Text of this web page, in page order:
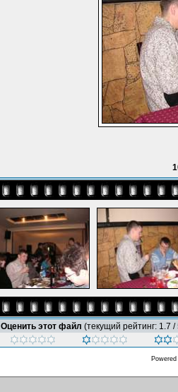
Оценить этот файл (текущий рейтинг: 1.7 /